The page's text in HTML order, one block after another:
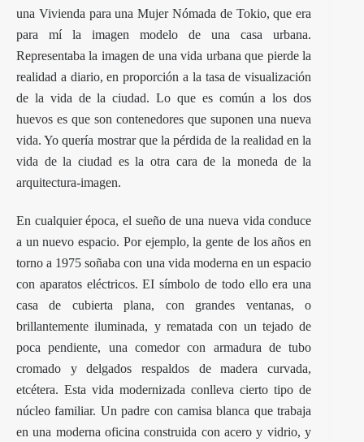
una Vivienda para una Mujer Nómada de Tokio, que era
para mí la imagen modelo de una casa urbana.
Representaba la imagen de una vida urbana que pierde la
realidad a diario, en proporción a la tasa de visualización
de la vida de la ciudad. Lo que es común a los dos
huevos es que son contenedores que suponen una nueva
vida. Yo quería mostrar que la pérdida de la realidad en la
vida de la ciudad es la otra cara de la moneda de la
arquitectura-imagen.
En cualquier época, el sueño de una nueva vida conduce
a un nuevo espacio. Por ejemplo, la gente de los años en
torno a 1975 soñaba con una vida moderna en un espacio
con aparatos eléctricos. EI símbolo de todo ello era una
casa de cubierta plana, con grandes ventanas, o
brillantemente iluminada, y rematada con un tejado de
poca pendiente, una comedor con armadura de tubo
cromado y delgados respaldos de madera curvada,
etcétera. Esta vida modernizada conlleva cierto tipo de
núcleo familiar. Un padre con camisa blanca que trabaja
en una moderna oficina construida con acero y vidrio, y